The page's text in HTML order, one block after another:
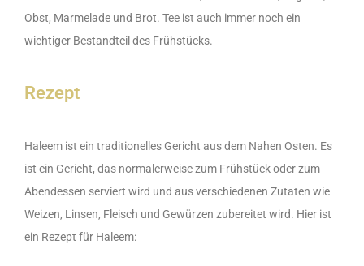
Obst, Marmelade und Brot. Tee ist auch immer noch ein
wichtiger Bestandteil des Frühstücks.
Rezept
Haleem ist ein traditionelles Gericht aus dem Nahen Osten. Es
ist ein Gericht, das normalerweise zum Frühstück oder zum
Abendessen serviert wird und aus verschiedenen Zutaten wie
Weizen, Linsen, Fleisch und Gewürzen zubereitet wird. Hier ist
ein Rezept für Haleem: